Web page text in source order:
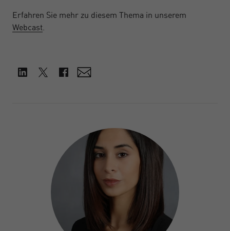
Erfahren Sie mehr zu diesem Thema in unserem
Webcast